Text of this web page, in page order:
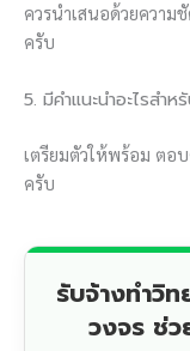
ควรนำเสนอด้วยความ
ครับ
5. มีคำแนะนำอะไรสำ
เตรียมตัวให้พร้อม ตอ
ครับ
รับจ้างทำวิ
วงจร ช่ว